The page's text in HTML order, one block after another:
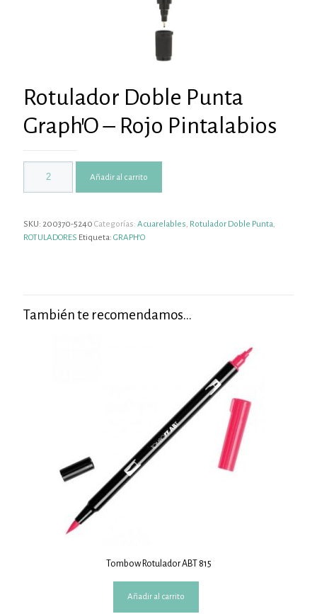
Rotulador Doble Punta
Graph’O – Rojo Pintalabios
Añadir al carrito
SKU: 200370-5240 Categorías: Acuarelables, Rotulador Doble Punta,
ROTULADORES Etiqueta: GRAPH'O
También te recomendamos…
Tombow Rotulador ABT 815
Añadir al carrito